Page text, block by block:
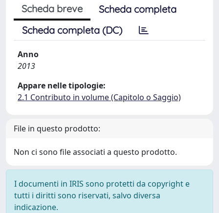
Scheda breve
Scheda completa
Scheda completa (DC)
Anno
2013
Appare nelle tipologie:
2.1 Contributo in volume (Capitolo o Saggio)
File in questo prodotto:
Non ci sono file associati a questo prodotto.
I documenti in IRIS sono protetti da copyright e
tutti i diritti sono riservati, salvo diversa
indicazione.